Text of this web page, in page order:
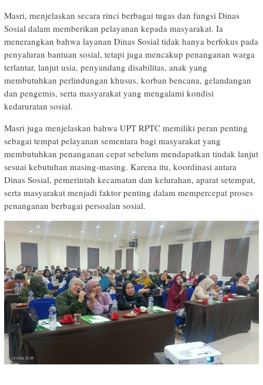
Masri, menjelaskan secara rinci berbagai tugas dan fungsi Dinas
Sosial dalam memberikan pelayanan kepada masyarakat. Ia
menerangkan bahwa layanan Dinas Sosial tidak hanya berfokus pada
penyaluran bantuan sosial, tetapi juga mencakup penanganan warga
terlantar, lanjut usia, penyandang disabilitas, anak yang
membutuhkan perlindungan khusus, korban bencana, gelandangan
dan pengemis, serta masyarakat yang mengalami kondisi
kedaruratan sosial.
Masri juga menjelaskan bahwa UPT RPTC memiliki peran penting
sebagai tempat pelayanan sementara bagi masyarakat yang
membutuhkan penanganan cepat sebelum mendapatkan tindak lanjut
sesuai kebutuhan masing-masing. Karena itu, koordinasi antara
Dinas Sosial, pemerintah kecamatan dan kelurahan, aparat setempat,
serta masyarakat menjadi faktor penting dalam mempercepat proses
penanganan berbagai persoalan sosial.